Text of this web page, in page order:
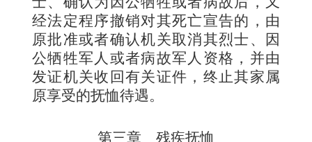
经法定程序撤销对其死亡宣告的，由
原批准或者确认机关取消其烈士、因
公牺牲军人或者病故军人资格，并由
发证机关收回有关证件，终止其家属
原享受的抚恤待遇。
第三章 残疾抚恤